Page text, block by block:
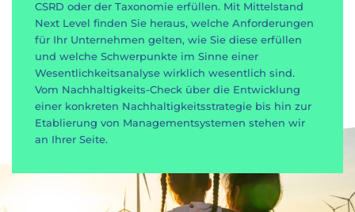
CSRD oder der Taxonomie erfüllen. Mit Mittelstand
Next Level finden Sie heraus, welche Anforderungen
für Ihr Unternehmen gelten, wie Sie diese erfüllen
und welche Schwerpunkte im Sinne einer
Wesentlichkeitsanalyse wirklich wesentlich sind.
Vom Nachhaltigkeits-Check über die Entwicklung
einer konkreten Nachhaltigkeitsstrategie bis hin zur
Etablierung von Managementsystemen stehen wir
an Ihrer Seite.